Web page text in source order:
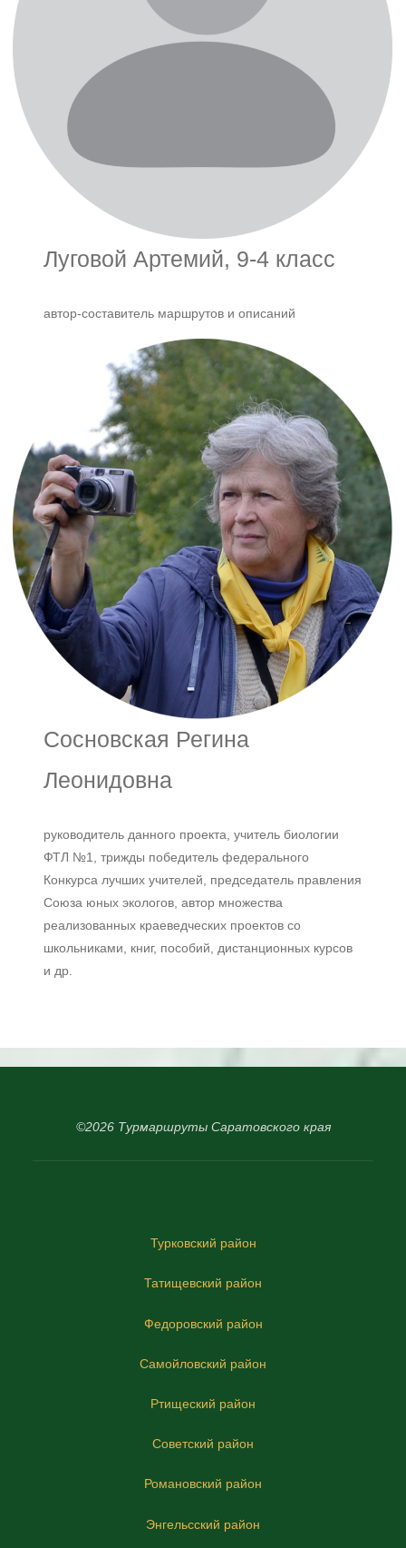
Луговой Артемий, 9-4 класс
автор-составитель маршрутов и описаний
Сосновская Регина
Леонидовна
руководитель данного проекта, учитель биологии
ФТЛ №1, трижды победитель федерального
Конкурса лучших учителей, председатель правления
Союза юных экологов, автор множества
реализованных краеведческих проектов со
школьниками, книг, пособий, дистанционных курсов
и др.
©2026 Турмаршруты Саратовского края
Турковский район
Татищевский район
Федоровский район
Самойловский район
Ртищеский район
Советский район
Романовский район
Энгельсский район